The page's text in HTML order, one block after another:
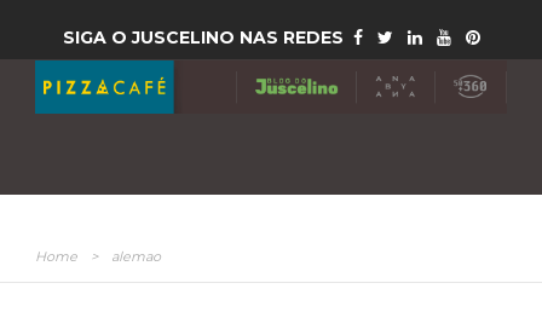
SIGA O JUSCELINO NAS REDES
Home > alemao